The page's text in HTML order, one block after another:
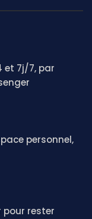
et 7j/7, par
personnel,
pour rester